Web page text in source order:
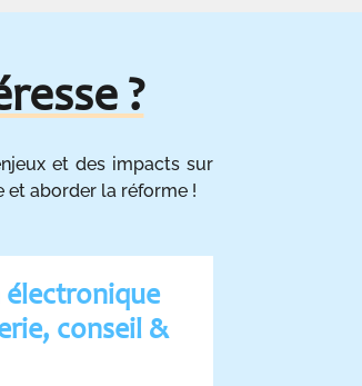
?
et des impacts sur
et aborder la réforme !
électronique
conseil &